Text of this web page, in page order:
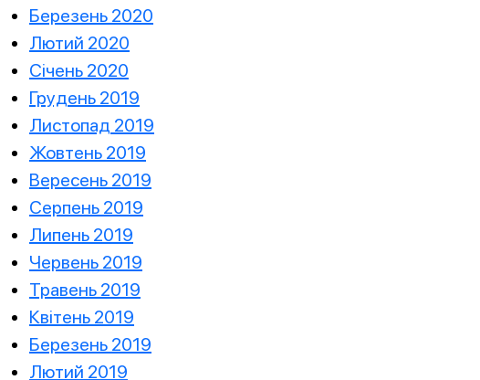
Березень 2020
Лютий 2020
Січень 2020
Грудень 2019
Листопад 2019
Жовтень 2019
Вересень 2019
Серпень 2019
Липень 2019
Червень 2019
Травень 2019
Квітень 2019
Березень 2019
Лютий 2019